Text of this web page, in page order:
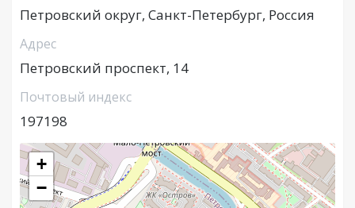
Петровский округ, Санкт-Петербург, Россия
Адрес
Петровский проспект, 14
Почтовый индекс
197198
+
−